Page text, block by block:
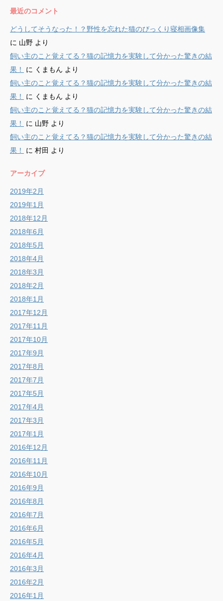
最近のコメント
どうしてそうなった！？野性を忘れた猫のびっくり寝相画像集
に 山野 より
飼い主のこと覚えてる？猫の記憶力を実験して分かった驚きの結
果！
に くまもん より
飼い主のこと覚えてる？猫の記憶力を実験して分かった驚きの結
果！
に くまもん より
飼い主のこと覚えてる？猫の記憶力を実験して分かった驚きの結
果！
に 山野 より
飼い主のこと覚えてる？猫の記憶力を実験して分かった驚きの結
果！
に 村田 より
アーカイブ
2019年2月
2019年1月
2018年12月
2018年6月
2018年5月
2018年4月
2018年3月
2018年2月
2018年1月
2017年12月
2017年11月
2017年10月
2017年9月
2017年8月
2017年7月
2017年5月
2017年4月
2017年3月
2017年1月
2016年12月
2016年11月
2016年10月
2016年9月
2016年8月
2016年7月
2016年6月
2016年5月
2016年4月
2016年3月
2016年2月
2016年1月